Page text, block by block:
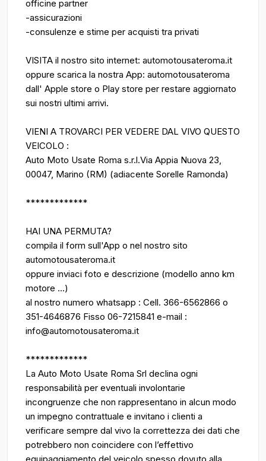
officine partner
-assicurazioni
-consulenze e stime per acquisti tra privati
VISITA il nostro sito internet: automotousateroma.it
oppure scarica la nostra App: automotousateroma
dall' Apple store o Play store per restare aggiornato
sui nostri ultimi arrivi.
VIENI A TROVARCI PER VEDERE DAL VIVO QUESTO
VEICOLO :
Auto Moto Usate Roma s.r.l.Via Appia Nuova 23,
00047, Marino (RM) (adiacente Sorelle Ramonda)
*************
HAI UNA PERMUTA?
compila il form sull'App o nel nostro sito
automotousateroma.it
oppure inviaci foto e descrizione (modello anno km
motore ...)
al nostro numero whatsapp : Cell. 366-6562866 o
351-4646876 Fisso 06-7215841 e-mail :
info@automotousateroma.it
*************
La Auto Moto Usate Roma Srl declina ogni
responsabilità per eventuali involontarie
incongruenze che non rappresentano in alcun modo
un impegno contrattuale e invitano i clienti a
verificare sempre dal vivo la correttezza dei dati che
potrebbero non coincidere con l’effettivo